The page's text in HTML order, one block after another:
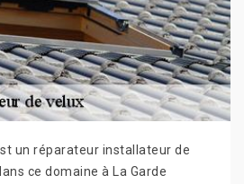
un réparateur installateur de
ce domaine à La Garde